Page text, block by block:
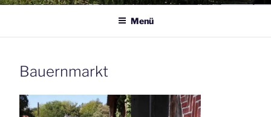
Menü
Bauernmarkt